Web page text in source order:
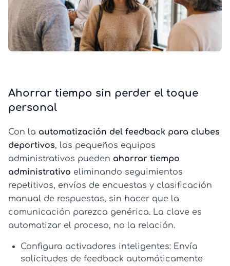
Ahorrar tiempo sin perder el toque
personal
Con la automatización del feedback para clubes
deportivos, los pequeños equipos
administrativos pueden ahorrar tiempo
administrativo eliminando seguimientos
repetitivos, envíos de encuestas y clasificación
manual de respuestas, sin hacer que la
comunicación parezca genérica. La clave es
automatizar el proceso, no la relación.
Configura activadores inteligentes: Envía
solicitudes de feedback automáticamente